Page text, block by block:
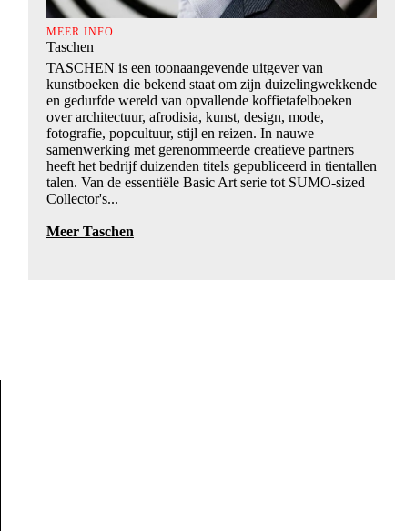
MEER INFO
Taschen
TASCHEN is een toonaangevende uitgever van
kunstboeken die bekend staat om zijn duizelingwekkende
en gedurfde wereld van opvallende koffietafelboeken
over architectuur, afrodisia, kunst, design, mode,
fotografie, popcultuur, stijl en reizen. In nauwe
samenwerking met gerenommeerde creatieve partners
heeft het bedrijf duizenden titels gepubliceerd in tientallen
talen. Van de essentiële Basic Art serie tot SUMO-sized
Collector's...
Meer Taschen